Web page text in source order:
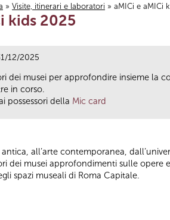
» Visite, itinerari e laboratori » aMICi e aMICi
kids 2025
12/2025
dei musei per approfondire insieme la
in corso.
possessori della Mic card
antica, all’arte contemporanea,
dei musei approfondimenti sulle
spazi museali di Roma Capitale.